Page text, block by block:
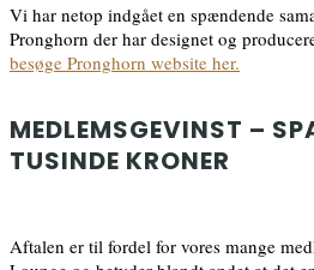
Vi har netop indgået en spændende
Pronghorn der har designet og
besøge Pronghorn website her.
MEDLEMSGEVINST –
TUSINDE KRONER
Aftalen er til fordel for vores mange